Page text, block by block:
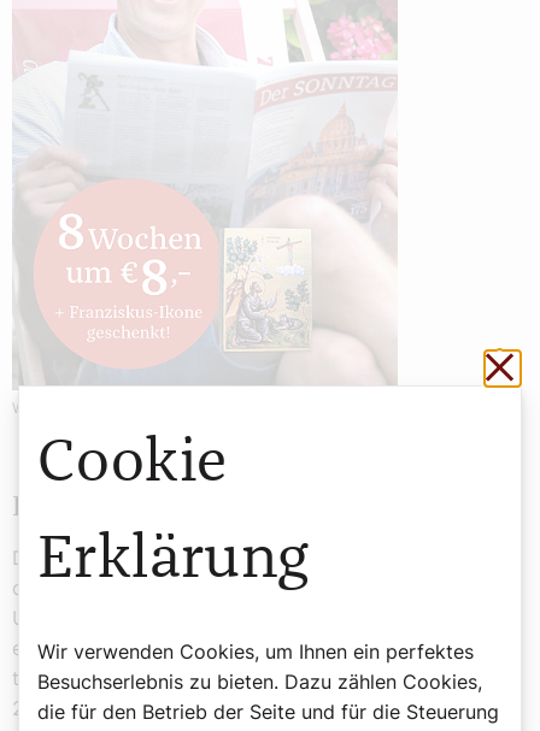
Werbung
Die liturgische Farbe
Die liturgische Farbe kommt dann gleich wieder vor,
denn Blut fließt auch am 28. Dezember, dem Fest der
Unschuldigen Kinder, die König Herodes damals
ermorden ließ, um das neugeborene Jesuskind
todsicher auszuschalten (Matthäusevangelium, Kapitel
2,16–18). Erst in der Karwoche findet sich wieder die
Cookie
Erklärung
Wir verwenden Cookies, um Ihnen ein perfektes
Besuchserlebnis zu bieten. Dazu zählen Cookies,
die für den Betrieb der Seite und für die Steuerung